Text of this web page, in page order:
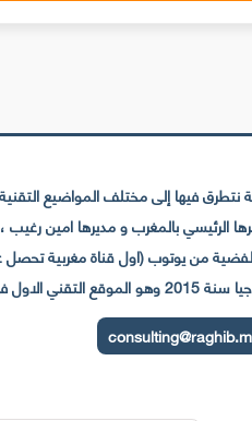
فيها إلى مختلف المواضيع التقنية
العربي